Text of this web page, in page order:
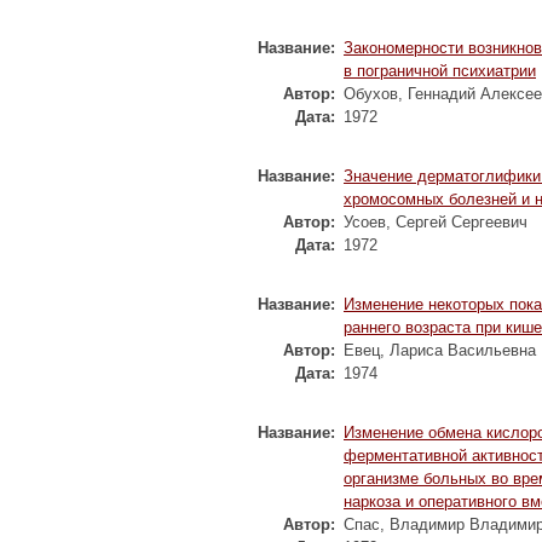
Название: Закономерности
в пограничной психиатрии
Автор: Обухов, Геннадий
Дата: 1972
Название: Значение
хромосомных болезней и
Автор: Усоев, Сергей Сергеевич
Дата: 1972
Название:
Изменение некоторых
раннего возраста при
Автор:
Евец, Лариса Васильевна
Дата: 1974
Название:
Изменение обмена
ферментативной
организме больных во
наркоза и оперативного
Автор: Спас, Владимир